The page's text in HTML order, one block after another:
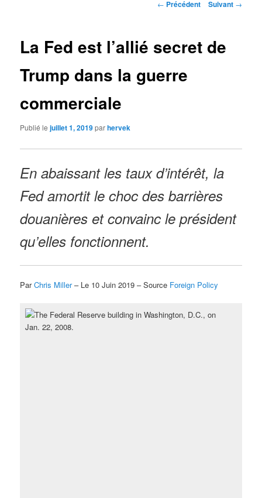
Navigation
← Précédent Suivant →
La Fed est l’allié secret de
Trump dans la guerre
commerciale
Publié lejuillet 1, 2019parhervek
En abaissant les taux d’intérêt, la
Fed amortit le choc des barrières
douanières et convainc le président
qu’elles fonctionnent.
ParChris Miller– Le 10 Juin 2019 – Source Foreign Policy